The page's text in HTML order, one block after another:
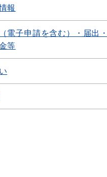
報
電子申請を含む）・届出・
等